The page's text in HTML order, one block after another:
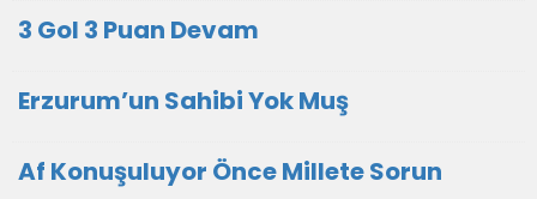
3 Gol 3 Puan Devam
Erzurum’un Sahibi Yok Muş
Af Konuşuluyor Önce Millete Sorun